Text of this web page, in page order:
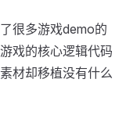
很多游戏demo的
戏的核心逻辑代码
材却移植没有什么